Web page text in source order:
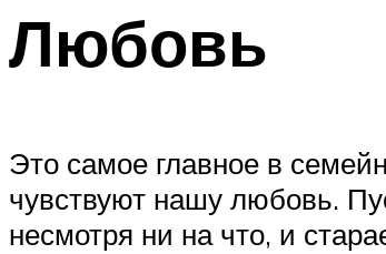
Любовь
Это самое главное в
чувствуют нашу любовь.
несмотря ни на что, и